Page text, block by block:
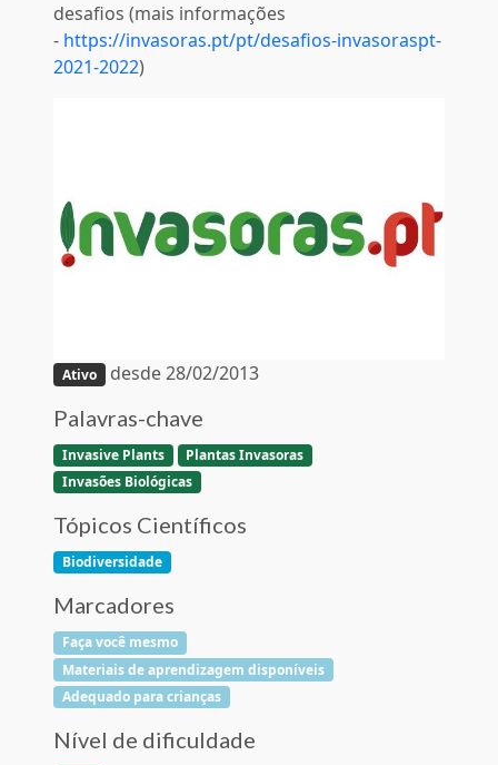
desafios (mais informações
- https://invasoras.pt/pt/desafios-invasoraspt-
2021-2022)
Ativo desde 28/02/2013
Palavras-chave
Invasive Plants
Plantas Invasoras
Invasões Biológicas
Tópicos Científicos
Biodiversidade
Marcadores
Faça você mesmo
Materiais de aprendizagem disponíveis
Adequado para crianças
Nível de dificuldade